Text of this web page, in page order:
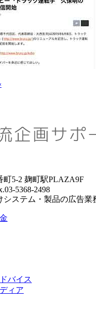
町5-2 麹町駅PLAZA9F
5368-2498
システム・製品の広告業
バイス
ィア